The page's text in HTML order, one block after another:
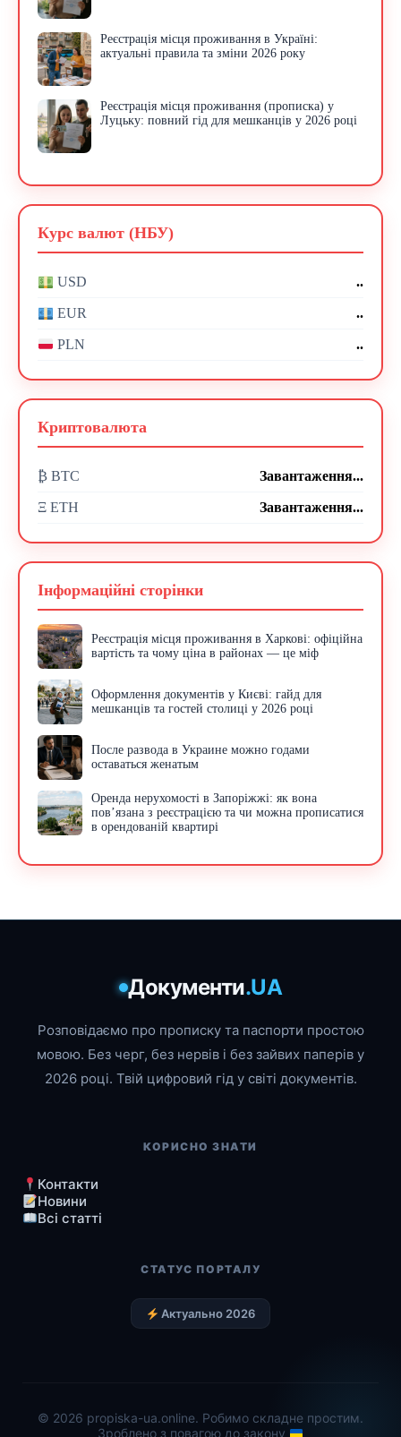
Реєстрація місця проживання в Україні:
актуальні правила та зміни 2026 року
Реєстрація місця проживання (прописка) у
Луцьку: повний гід для мешканців у 2026 році
Курс валют (НБУ)
USD ..
EUR ..
PLN ..
Криптовалюта
₿ BTC Завантаження...
Ξ ETH Завантаження...
Інформаційні сторінки
Реєстрація місця проживання в Харкові: офіційна
вартість та чому ціна в районах — це міф
Оформлення документів у Києві: гайд для
мешканців та гостей столиці у 2026 році
После развода в Украине можно годами
оставаться женатым
Оренда нерухомості в Запоріжжі: як вона
пов’язана з реєстрацією та чи можна прописатися
в орендованій квартирі
Документи.UA
Розповідаємо про прописку та паспорти простою
мовою. Без черг, без нервів і без зайвих паперів у
2026 році. Твій цифровий гід у світі документів.
КОРИСНО ЗНАТИ
Контакти
Новини
Всі статті
СТАТУС ПОРТАЛУ
Актуально 2026
© 2026 propiska-ua.online. Робимо складне простим.
Зроблено з повагою до закону